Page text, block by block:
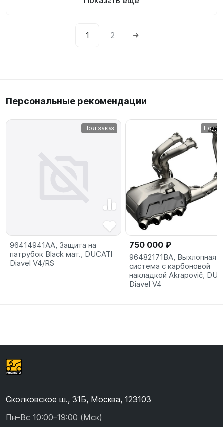
1 2
Персональные рекомендации
Под заказ
96414941AA, Защита на
патрубок Black мат., DUCATI
Diavel V4/RS
Под
750 000 ₽
96482171BA, Выхлопная
система с карбоновой
накладкой Akrapovič,
Diavel V4
Сколковское ш., 31Б, Москва, 123103
Пн–Вс 10:00–19:00 (Мск)